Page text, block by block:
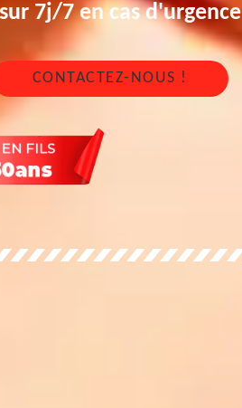
7j/7 en cas d'urgence
CONTACTEZ-NOUS !